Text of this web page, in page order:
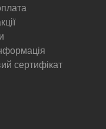
сертифікат